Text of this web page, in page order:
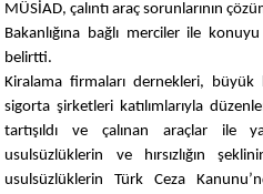
MÜSİAD, çalıntı araç sorunlarının
Bakanlığına bağlı merciler ile
belirtti.
Kiralama firmaları dernekleri, büyük
sigorta şirketleri katılımlarıyla
tartışıldı ve çalınan araçlar ile
usulsüzlüklerin ve hırsızlığın
usulsüzlüklerin Türk Ceza